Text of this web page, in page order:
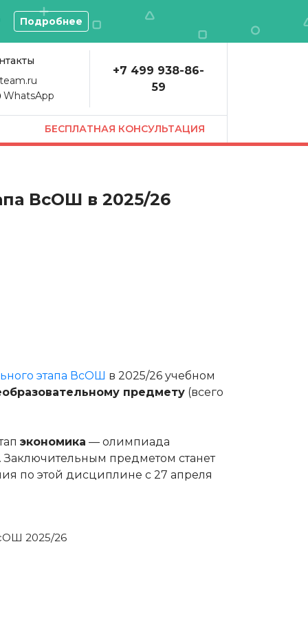
Подробнее
WhatsApp
+7 499 938-86-
59
БЕСПЛАТНАЯ КОНСУЛЬТАЦИЯ
ВсОШ в 2025/26
этапа ВсОШ в 2025/26 учебном
предмету(всего
экономика — олимпиада
Заключительным предметом станет
по этой дисциплине с 27 апреля
2025/26